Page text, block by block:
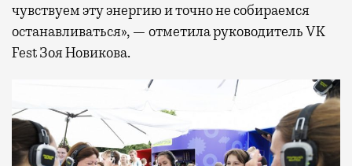
чувствуем эту энергию и точно не собираемся
останавливаться», — отметила руководитель VK
Fest Зоя Новикова.